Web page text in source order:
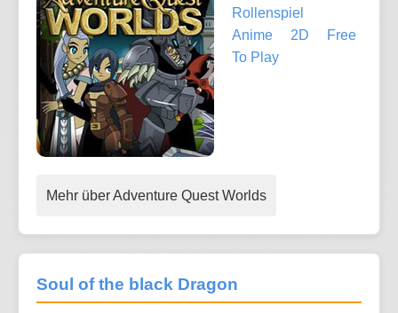
Rollenspiel
Anime
2D
Free
To Play
Mehr über Adventure Quest Worlds
Soul of the black Dragon